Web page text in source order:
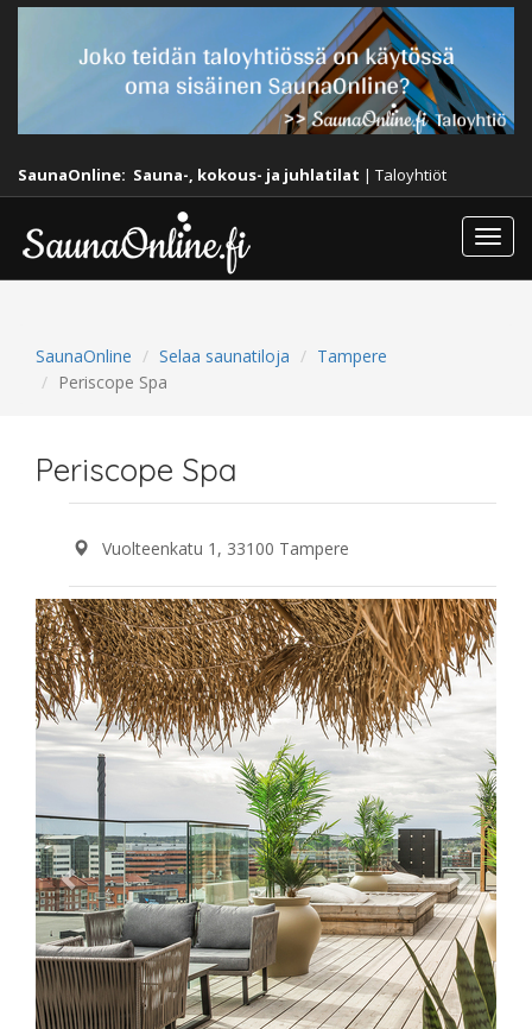
SaunaOnline: Sauna-, kokous- ja juhlatilat | Taloyhtiöt
SaunaOnline Selaa saunatiloja
Tampere
Periscope Spa
Periscope Spa
Vuolteenkatu 1, 33100 Tampere
Previous Next